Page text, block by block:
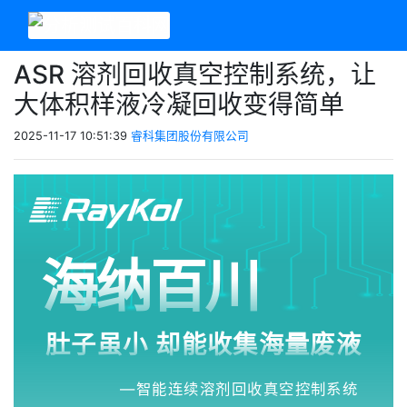
ASR 溶剂回收真空控制系统，让
大体积样液冷凝回收变得简单
2025-11-17 10:51:39 睿科集团股份有限公司
—智能连续溶剂回收真空控制系统
海纳百川
肚子虽小 却能收集海量废液